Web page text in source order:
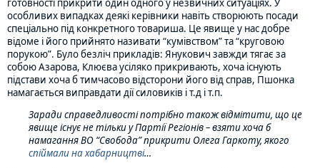
готовності прикрити один одного у незвичних ситуаціях. У
особливих випадках деякі керівники навіть створюють посади
спеціально під конкретного товариша. Це явище у нас добре
відоме і його прийнято називати “кумівством” та “круговою
порукою”. Було безліч прикладів: Янукович завжди тягає за
собою Азарова, Клюєва усіляко прикривають, хоча існують
підстави хоча б тимчасово відсторони його від справ, Пшонка
намагається виправдати дії силовиків і т.д і т.п.
Заради справедливості потрібно також відмітити, що це
явище існує не тільки у Партії Регіонів – взяти хоча б
намагання ВО “Свобода” прикрити Олега Гаркоту, якого
спіймали на хабарництві…